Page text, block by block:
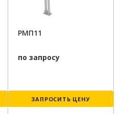
РМП11
по запросу
ЗАПРОСИТЬ ЦЕНУ